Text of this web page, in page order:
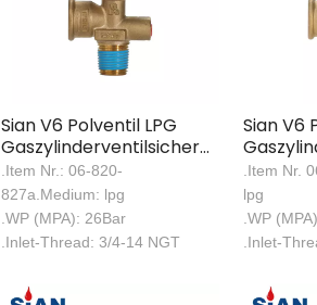
Sian V6 Polventil LPG
Gaszylinderventilsicherheit
LPG Polventil
.Item Nr.: 06-820-
827a.Medium: lpg
.WP (MPA): 26Bar
.Inlet-Thread: 3/4-14 NGT
Sian V6
LPG
.Item Nr.
lpg
.WP
.Inlet-